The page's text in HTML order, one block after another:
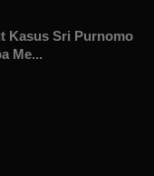
Kasus Sri Purnomo
Me...